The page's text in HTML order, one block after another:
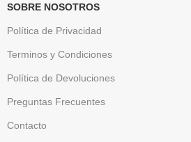
SOBRE NOSOTROS
Política de Privacidad
Terminos y Condiciones
Política de Devoluciones
Preguntas Frecuentes
Contacto